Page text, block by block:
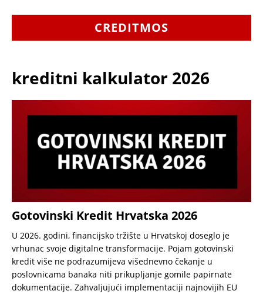
CREDITMOS
kreditni kalkulator 2026
Gotovinski Kredit Hrvatska 2026
U 2026. godini, financijsko tržište u Hrvatskoj doseglo je
vrhunac svoje digitalne transformacije. Pojam gotovinski
kredit više ne podrazumijeva višednevno čekanje u
poslovnicama banaka niti prikupljanje gomile papirnate
dokumentacije. Zahvaljujući implementaciji najnovijih EU